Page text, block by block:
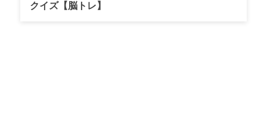
@ayamiii.y.mがシェアした投稿
クイズ【脳トレ】